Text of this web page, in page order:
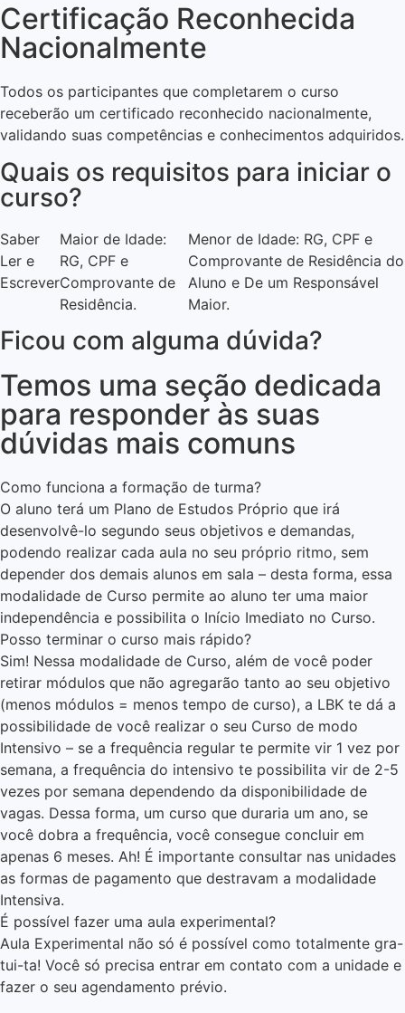
Certificação Reconhecida
Nacionalmente
Todos os participantes que completarem o curso
receberão um certificado reconhecido nacionalmente,
validando suas competências e conhecimentos adquiridos.
Quais os requisitos para iniciar o
curso?
Saber
Ler e
Escrever
Maior de Idade:
RG, CPF e
Comprovante de
Residência.
Menor de Idade: RG, CPF e
Comprovante de Residência do
Aluno e De um Responsável
Maior.
Ficou com alguma dúvida?
Temos uma seção dedicada
para responder às suas
dúvidas mais comuns
Como funciona a formação de turma?
O aluno terá um Plano de Estudos Próprio que irá
desenvolvê-lo segundo seus objetivos e demandas,
podendo realizar cada aula no seu próprio ritmo, sem
depender dos demais alunos em sala – desta forma, essa
modalidade de Curso permite ao aluno ter uma maior
independência e possibilita o Início Imediato no Curso.
Posso terminar o curso mais rápido?
Sim! Nessa modalidade de Curso, além de você poder
retirar módulos que não agregarão tanto ao seu objetivo
(menos módulos = menos tempo de curso), a LBK te dá a
possibilidade de você realizar o seu Curso de modo
Intensivo – se a frequência regular te permite vir 1 vez por
semana, a frequência do intensivo te possibilita vir de 2-5
vezes por semana dependendo da disponibilidade de
vagas. Dessa forma, um curso que duraria um ano, se
você dobra a frequência, você consegue concluir em
apenas 6 meses. Ah! É importante consultar nas unidades
as formas de pagamento que destravam a modalidade
Intensiva.
É possível fazer uma aula experimental?
Aula Experimental não só é possível como totalmente gra-
tui-ta! Você só precisa entrar em contato com a unidade e
fazer o seu agendamento prévio.